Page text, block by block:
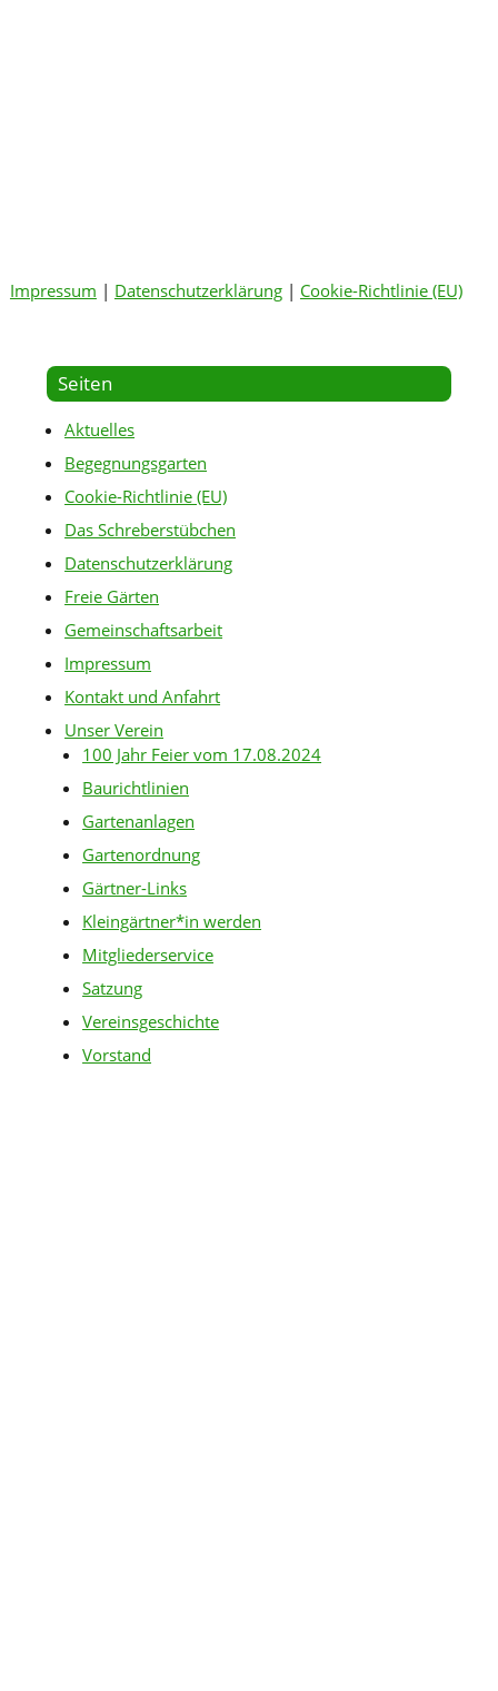
Impressum | Datenschutzerklärung| Cookie-Richtlinie (EU)
Seiten
Aktuelles
Begegnungsgarten
Cookie-Richtlinie (EU)
Das Schreberstübchen
Datenschutzerklärung
Freie Gärten
Gemeinschaftsarbeit
Impressum
Kontakt und Anfahrt
Unser Verein
100 Jahr Feier vom 17.08.2024
Baurichtlinien
Gartenanlagen
Gartenordnung
Gärtner-Links
Kleingärtner*in werden
Mitgliederservice
Satzung
Vereinsgeschichte
Vorstand